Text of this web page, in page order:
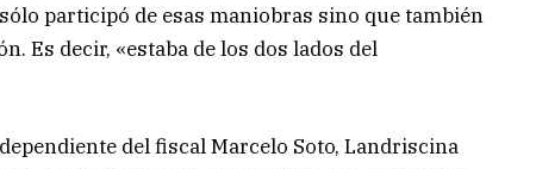
participó de esas maniobras sino que también
Es decir, «estaba de los dos lados del
del fiscal Marcelo Soto, Landriscina